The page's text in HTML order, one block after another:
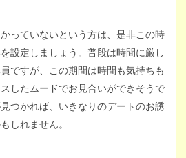
っていないという方は、是非この時
設定しましょう。普段は時間に厳し
ですが、この期間は時間も気持ちも
したムードでお見合いができそうで
つかれば、いきなりのデートのお誘
しれません。